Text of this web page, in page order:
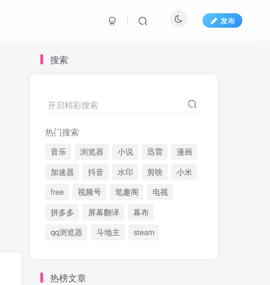
发布
搜索
开启精彩搜索
热门搜索
音乐 浏览器 小说 迅雷
漫画
加速器
抖音 水印 剪映
小米
free
视频号 笔趣阁
电视
拼多多
屏幕翻译
幕布
qq浏览器
斗地主 steam
热榜文章